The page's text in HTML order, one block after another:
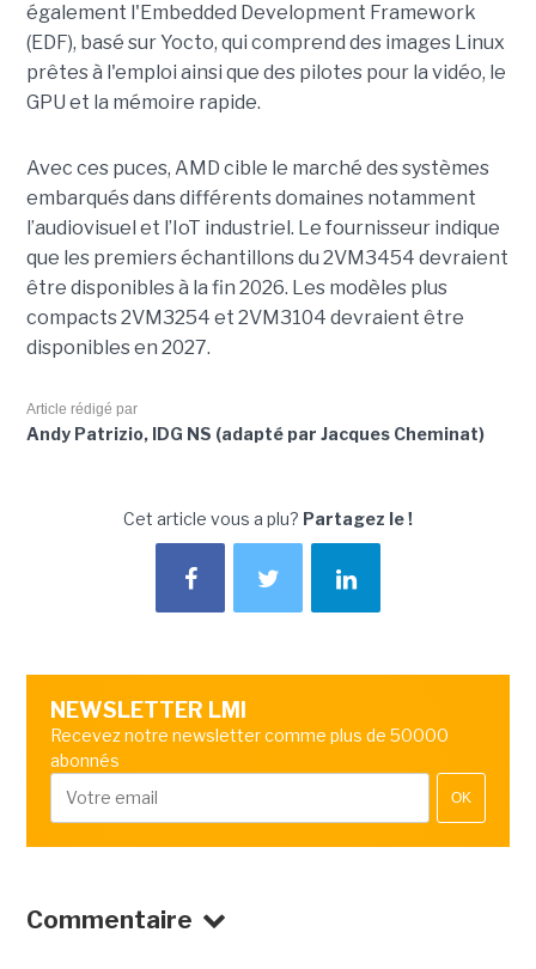
également l'Embedded Development Framework
(EDF), basé sur Yocto, qui comprend des images Linux
prêtes à l'emploi ainsi que des pilotes pour la vidéo, le
GPU et la mémoire rapide.
Avec ces puces, AMD cible le marché des systèmes
embarqués dans différents domaines notamment
l’audiovisuel et l’IoT industriel. Le fournisseur indique
que les premiers échantillons du 2VM3454 devraient
être disponibles à la fin 2026. Les modèles plus
compacts 2VM3254 et 2VM3104 devraient être
disponibles en 2027.
Article rédigé par
Andy Patrizio, IDG NS (adapté par Jacques Cheminat)
Cet article vous a plu? Partagez le !
NEWSLETTER LMI
Recevez notre newsletter comme plus de 50000
abonnés
OK
Commentaire